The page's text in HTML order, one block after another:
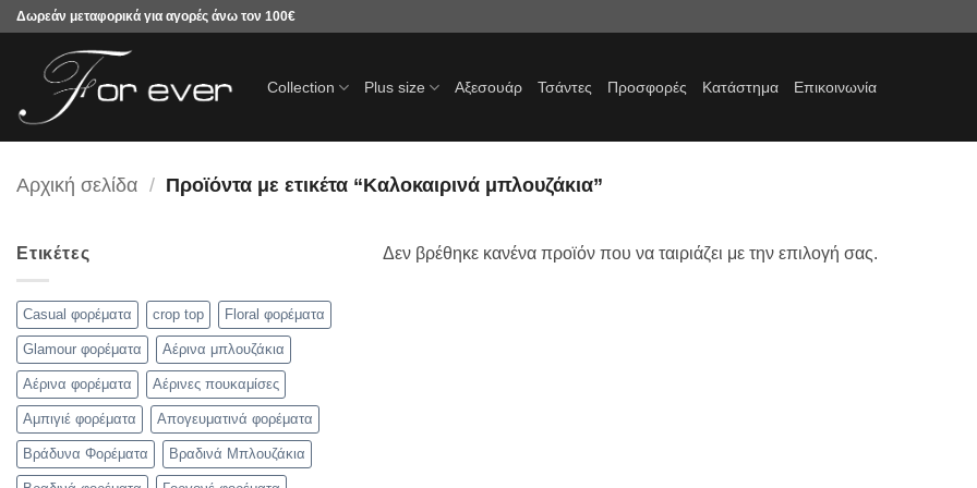
Μετάβαση
περιεχόμενο
Δωρεάν μεταφορικά για αγορές άνω τον 100€
Collection Plus size Αξεσουάρ Τσάντες Προσφορές Κατάστημα Επικοινωνία
Αρχική σελίδα / Προϊόντα με ετικέτα “Καλοκαιρινά μπλουζάκια”
Ετικέτες
Casual φορέματα crop top Floral φορέματα
Glamour φορέματα Αέρινα μπλουζάκια
Αέρινα φορέματα Αέρινες πουκαμίσες
Αμπιγιέ φορέματα Απογευματινά φορέματα
Βράδυνα Φορέματα Βραδινά Μπλουζάκια
Δεν βρέθηκε κανένα προϊόν που να ταιριάζει με την επιλογή σας.